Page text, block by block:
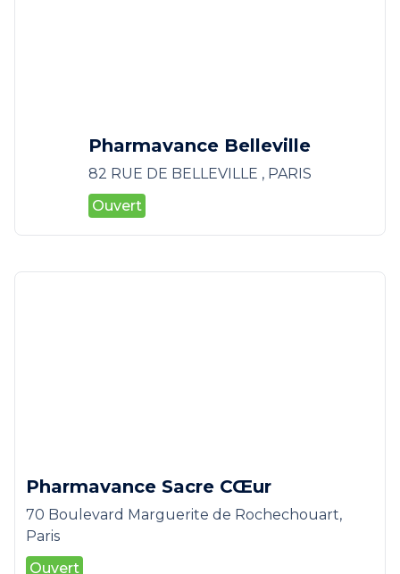
Pharmavance Belleville
82 RUE DE BELLEVILLE , PARIS
Ouvert
Pharmavance Sacre CŒur
70 Boulevard Marguerite de Rochechouart,
Paris
Ouvert